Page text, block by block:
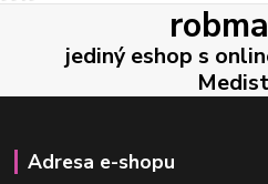
jediný eshop s
Adresa e-shopu